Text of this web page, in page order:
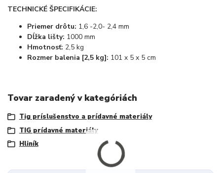
TECHNICKÉ ŠPECIFIKÁCIE:
Priemer drôtu: 1,6 -2,0- 2,4 mm
Dĺžka lišty: 1000 mm
Hmotnosť: 2,5 kg
Rozmer balenia [2,5 kg]: 101 x 5 x 5 cm
Tovar zaradený v kategóriách
Tig príslušenstvo a prídavné materiály
TIG prídavné materiály
Hliník